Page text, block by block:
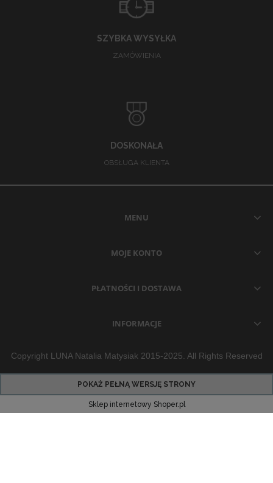
SZYBKA WYSYŁKA
ZAMÓWIENIA
DOSKONAŁA
OBSŁUGA KLIENTA
MENU
MOJE KONTO
PŁATNOŚCI I DOSTAWA
INFORMACJE
Copyright LUNA Natalia Matysiak 2015-2025. All Rights Reserved
POKAŻ PEŁNĄ WERSJĘ STRONY
Sklep internetowy Shoper.pl